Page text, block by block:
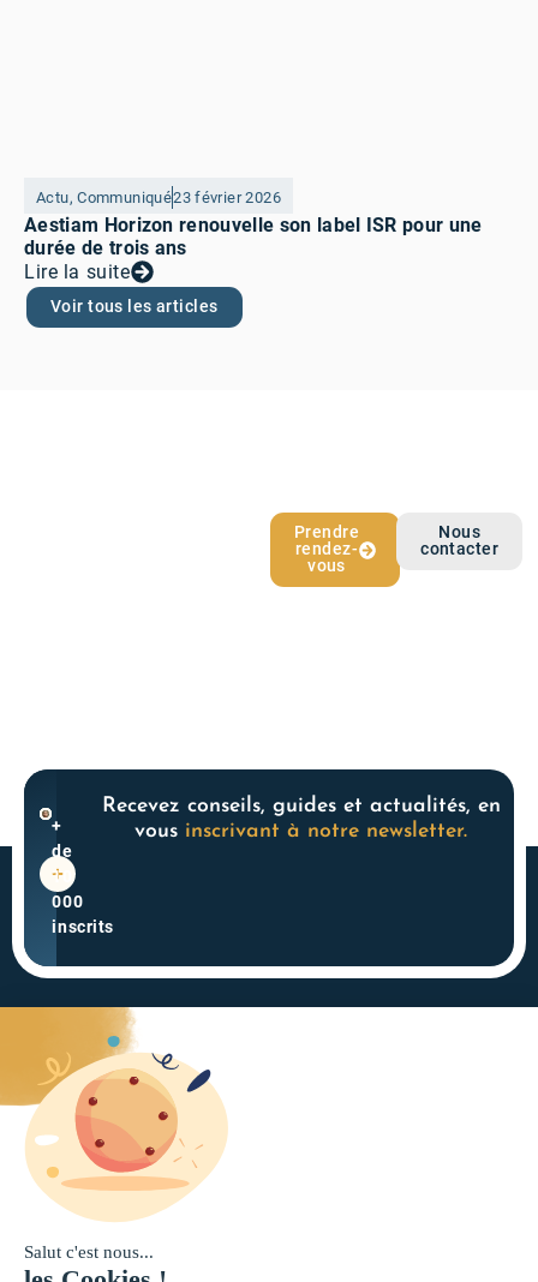
Voir tous les articles
Actu,Communiqué23 février 2026
Aestiam Horizon renouvelle son label ISR pour une
durée de trois ans
Lire la suite
Prendre
rendez-
vous
Nous
contacter
+
de
10
000
inscrits
Recevez conseils, guides et actualités, en
vous inscrivant à notre newsletter.